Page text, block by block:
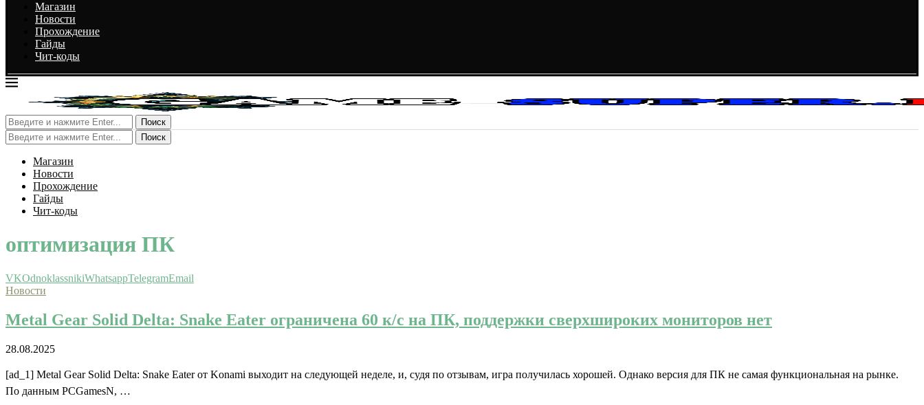
Магазин
Новости
Прохождение
Гайды
Чит-коды
Поиск
Поиск
Магазин
Новости
Прохождение
Гайды
Чит-коды
оптимизация ПК
VKOdnoklassnikiWhatsappTelegramEmail
Новости
Metal Gear Solid Delta: Snake Eater ограничена 60 к/с на ПК, поддержки сверхшироких мониторов нет
28.08.2025
[ad_1] Metal Gear Solid Delta: Snake Eater от Konami выходит на следующей неделе, и, судя по отзывам, игра получилась хорошей. Однако версия для ПК не самая функциональная на рынке.
По данным PCGamesN, …